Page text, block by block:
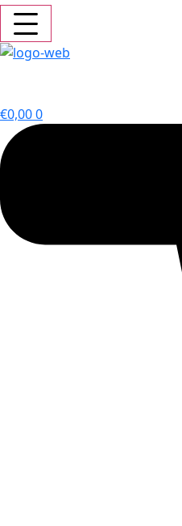
Hamburger Toggle Menu
€0,000